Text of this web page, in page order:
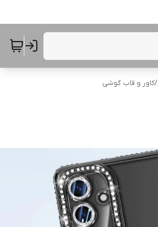
/کاور و قاب گوشی